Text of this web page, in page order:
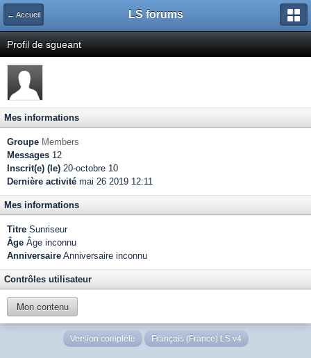
← Accueil LS forums
Profil de sgueant
Mes informations
Groupe Members
Messages 12
Inscrit(e) (le) 20-octobre 10
Dernière activité mai 26 2019 12:11
Mes informations
Titre Sunriseur
Âge Âge inconnu
Anniversaire Anniversaire inconnu
Contrôles utilisateur
Mon contenu
Version complète Français (France) LS v4